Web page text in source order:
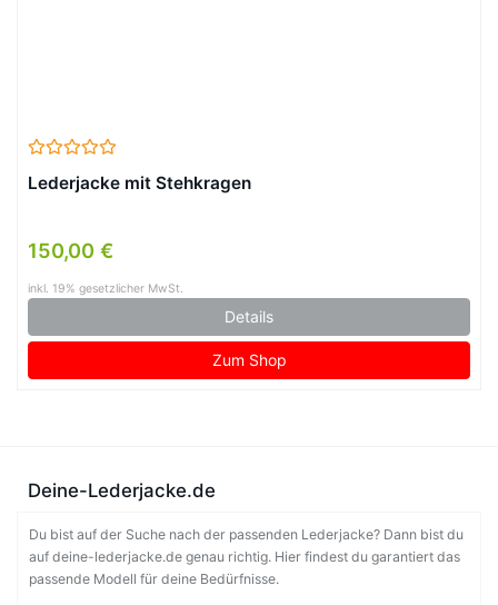
Lederjacke mit Stehkragen
150,00 €
inkl. 19% gesetzlicher MwSt.
Details
Zum Shop
Deine-Lederjacke.de
Du bist auf der Suche nach der passenden Lederjacke? Dann bist du
auf deine-lederjacke.de genau richtig. Hier findest du garantiert das
passende Modell für deine Bedürfnisse.